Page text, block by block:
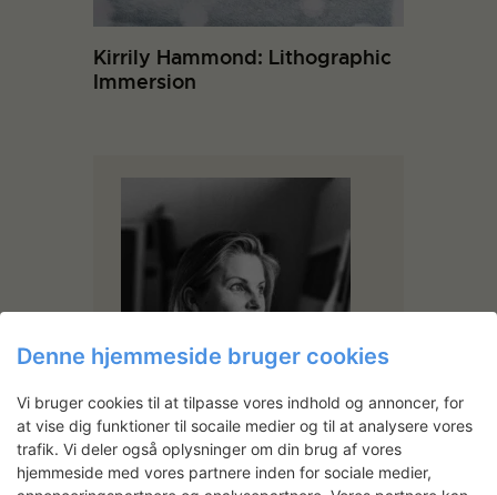
Kirrily Hammond: Lithographic
Immersion
Denne hjemmeside bruger cookies
Vi bruger cookies til at tilpasse vores indhold og annoncer, for
at vise dig funktioner til socaile medier og til at analysere vores
trafik. Vi deler også oplysninger om din brug af vores
hjemmeside med vores partnere inden for sociale medier,